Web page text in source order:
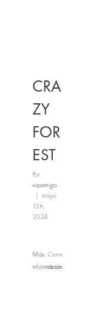
CRA
ZY
FOR
EST
Por
wpamigo
| mayo
13th,
2024
Más
información
Comentarios
desactivados